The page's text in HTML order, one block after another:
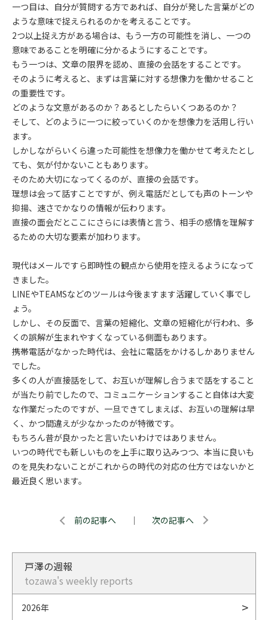
一つ目は、自分が質問する方であれば、自分が発した言葉がどの
ような意味で捉えられるのかを考えることです。
2つ以上捉え方がある場合は、もう一方の可能性を消し、一つの
意味であることを明確に分かるようにすることです。
もう一つは、文章の限界を認め、直接の会話をすることです。
そのように考えると、まずは言葉に対する想像力を働かせること
の重要性です。
どのような文意があるのか？あるとしたらいくつあるのか？
そして、どのように一つに絞っていくのかを想像力を活用し行い
ます。
しかしながらいくら違った可能性を想像力を働かせて考えたとし
ても、気が付かないこともあります。
そのため大切になってくるのが、直接の会話です。
理想は会って話すことですが、例え電話だとしても声のトーンや
抑揚、速さでかなりの情報が伝わります。
直接の面会だとここにさらには表情と言う、相手の感情を理解す
るための大切な要素が加わります。
現代はメールですら即時性の観点から使用を控えるようになって
きました。
LINEやTEAMSなどのツールは今後ますます活躍していく事でし
ょう。
しかし、その反面で、言葉の短縮化、文章の短縮化が行われ、多
くの誤解が生まれやすくなっている側面もあります。
携帯電話がなかった時代は、会社に電話をかけるしかありません
でした。
多くの人が直接話をして、お互いが理解し合うまで話をすること
が当たり前でしたので、コミュニケーションすること自体は大変
な作業だったのですが、一旦できてしまえば、お互いの理解は早
く、かつ間違えが少なかったのが特徴です。
もちろん昔が良かったと言いたいわけではありません。
いつの時代でも新しいものを上手に取り込みつつ、本当に良いも
のを見失わないことがこれからの時代の対応の仕方ではないかと
最近良く思います。
前の記事へ ｜ 次の記事へ
戸澤の週報
tozawa's weekly reports
2026年